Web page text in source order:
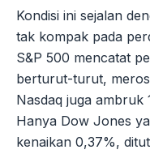
Kondisi ini sejalan
tak kompak pada
S&P 500 mencatat
berturut-turut,
Nasdaq juga ambruk
Hanya Dow Jones
kenaikan 0,37%,